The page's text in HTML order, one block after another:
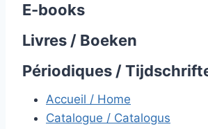
E-books
Livres / Boeken
Périodiques /
Accueil / Home
Catalogue / Catalogus